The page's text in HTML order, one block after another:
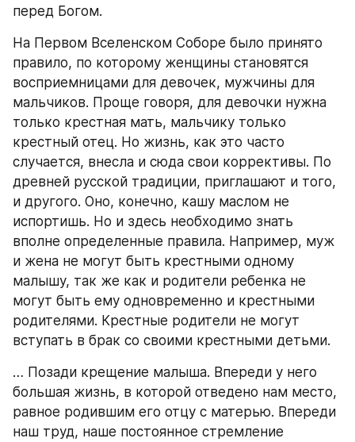
перед Богом.
На Первом Вселенском Соборе было принято
правило, по которому женщины становятся
восприемницами для девочек, мужчины для
мальчиков. Проще говоря, для девочки нужна
только крестная мать, мальчику только
крестный отец. Но жизнь, как это часто
случается, внесла и сюда свои коррективы. По
древней русской традиции, приглашают и того,
и другого. Оно, конечно, кашу маслом не
испортишь. Но и здесь необходимо знать
вполне определенные правила. Например, муж
и жена не могут быть крестными одному
малышу, так же как и родители ребенка не
могут быть ему одновременно и крестными
родителями. Крестные родители не могут
вступать в брак со своими крестными детьми.
… Позади крещение малыша. Впереди у него
большая жизнь, в которой отведено нам место,
равное родившим его отцу с матерью. Впереди
наш труд, наше постоянное стремление